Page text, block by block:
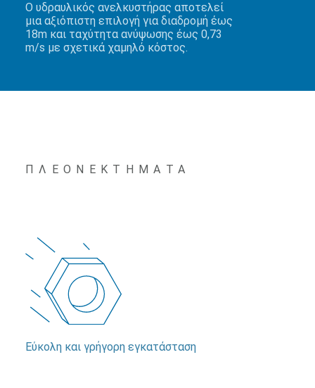
Ο υδραυλικός ανελκυστήρας αποτελεί
μια αξιόπιστη επιλογή για διαδρομή έως
18m και ταχύτητα ανύψωσης έως 0,73
m/s με σχετικά χαμηλό κόστος.
ΠΛΕΟΝΕΚΤΗΜΑΤΑ
Εύκολη και γρήγορη εγκατάσταση